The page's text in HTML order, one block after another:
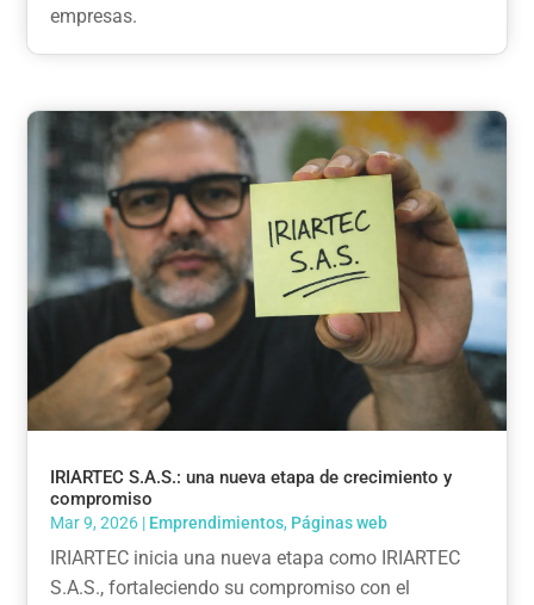
empresas.
IRIARTEC S.A.S.: una nueva etapa de crecimiento y
compromiso
Mar 9, 2026 | Emprendimientos, Páginas web
IRIARTEC inicia una nueva etapa como IRIARTEC
S.A.S., fortaleciendo su compromiso con el